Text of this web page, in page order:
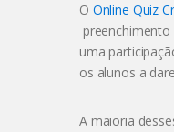
O Online Quiz
uma
os alunos a
A maioria